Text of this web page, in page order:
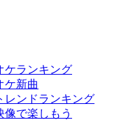
ケランキング
ケ新曲
レンドランキング
像で楽しもう